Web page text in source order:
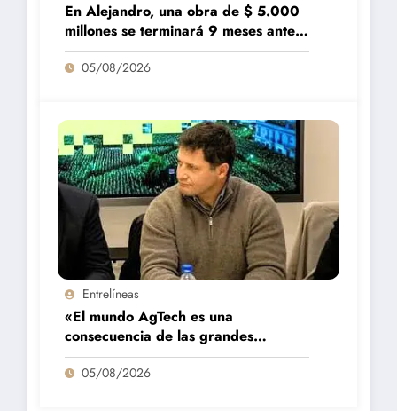
En Alejandro, una obra de $ 5.000
millones se terminará 9 meses antes
de lo previsto
05/08/2026
Entrelíneas
«El mundo AgTech es una
consecuencia de las grandes
fortalezas que tenemos en la región»
05/08/2026